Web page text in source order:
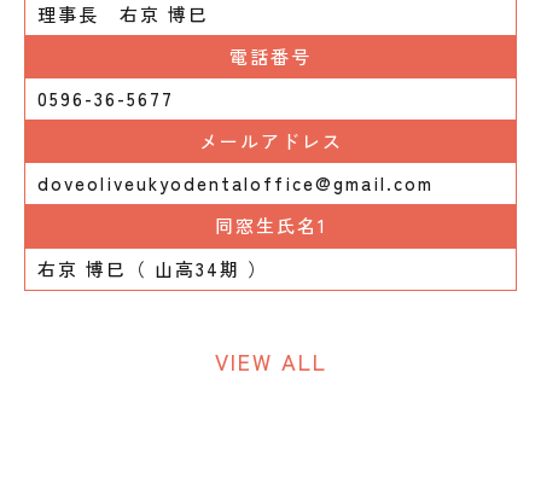
理事長 右京 博巳
電話番号
0596-36-5677
メールアドレス
doveoliveukyodentaloffice@gmail.com
同窓生氏名1
右京 博巳（ 山高34期 ）
VIEW ALL